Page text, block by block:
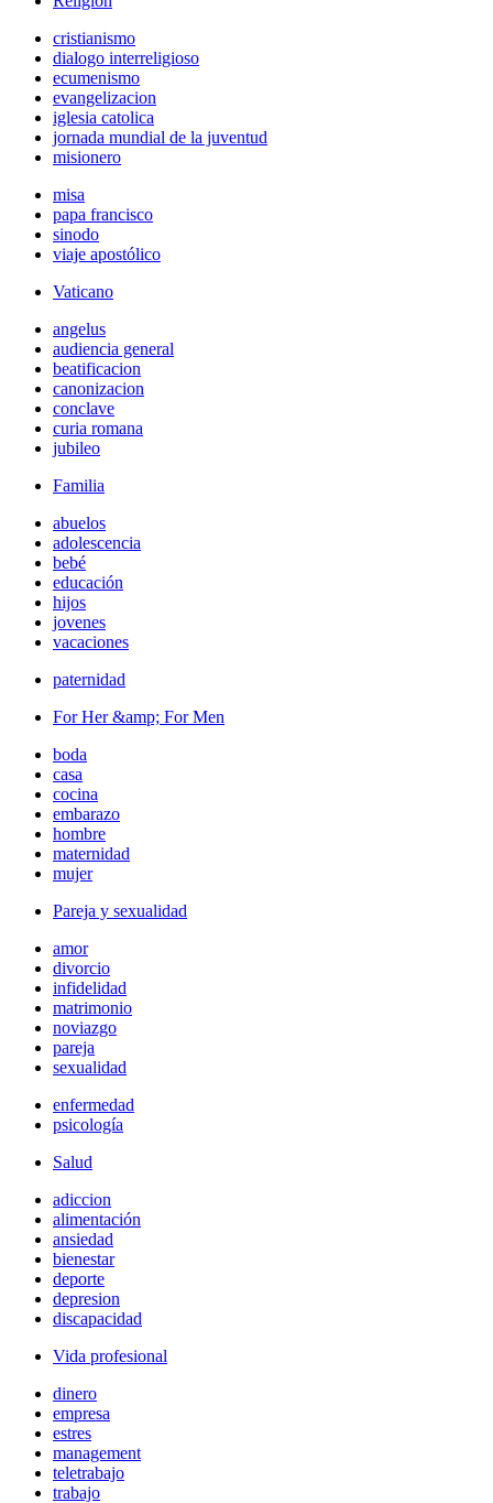
cristianismo
dialogo interreligioso
ecumenismo
evangelizacion
iglesia catolica
jornada mundial de la juventud
misionero
misa
papa francisco
sinodo
viaje apostólico
Vaticano
angelus
audiencia general
beatificacion
canonizacion
conclave
curia romana
jubileo
Familia
abuelos
adolescencia
bebé
educación
hijos
jovenes
vacaciones
paternidad
For Her &amp; For Men
boda
casa
cocina
embarazo
hombre
maternidad
mujer
Pareja y sexualidad
amor
divorcio
infidelidad
matrimonio
noviazgo
pareja
sexualidad
enfermedad
psicología
Salud
adiccion
alimentación
ansiedad
bienestar
deporte
depresion
discapacidad
Vida profesional
dinero
empresa
estres
management
teletrabajo
trabajo